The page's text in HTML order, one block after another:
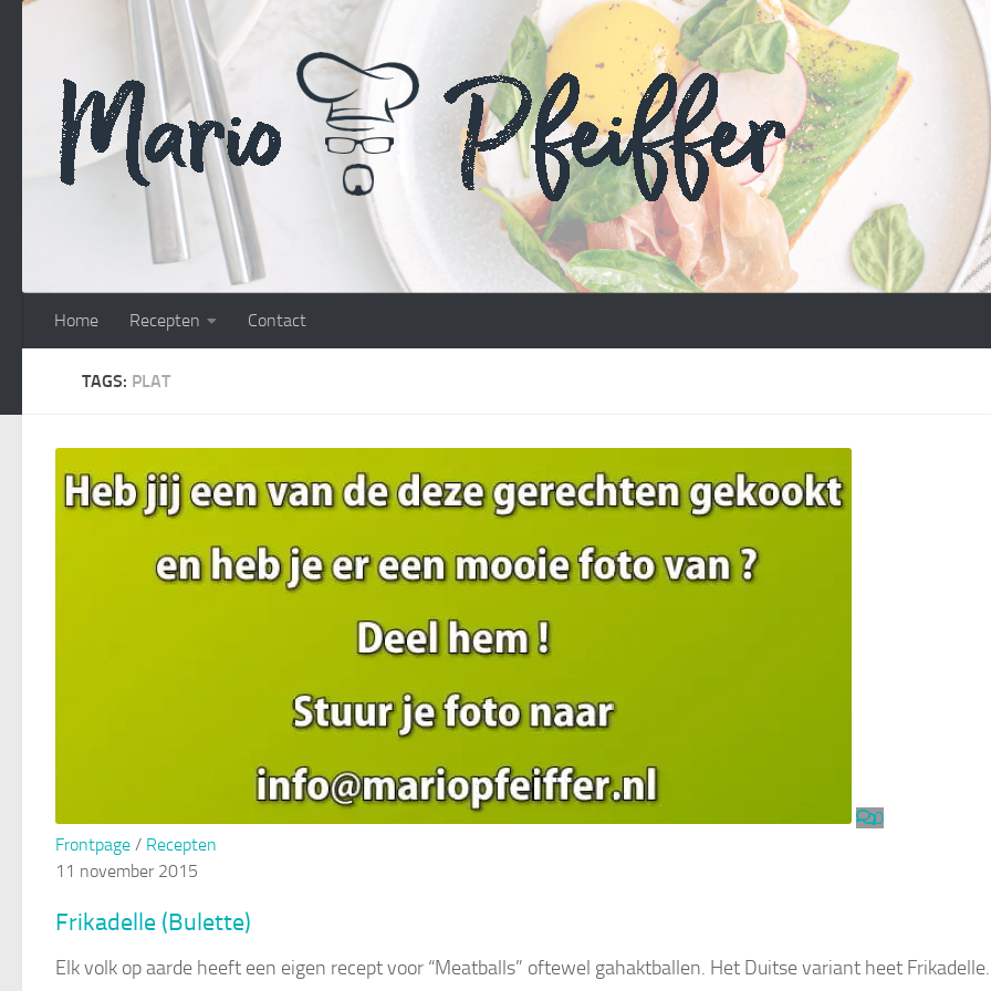
Doorgaan naar inhoud
Home Recepten Contact
TAGS: PLAT
0
Frontpage / Recepten
11 november 2015
Frikadelle (Bulette)
Elk volk op aarde heeft een eigen recept voor “Meatballs” oftewel gahaktballen. Het Duitse variant heet